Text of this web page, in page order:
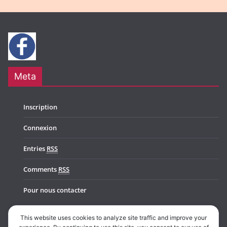
Meta
Inscription
Connexion
Entries RSS
Comments RSS
Pour nous contacter
This website uses cookies to analyze site traffic and improve your